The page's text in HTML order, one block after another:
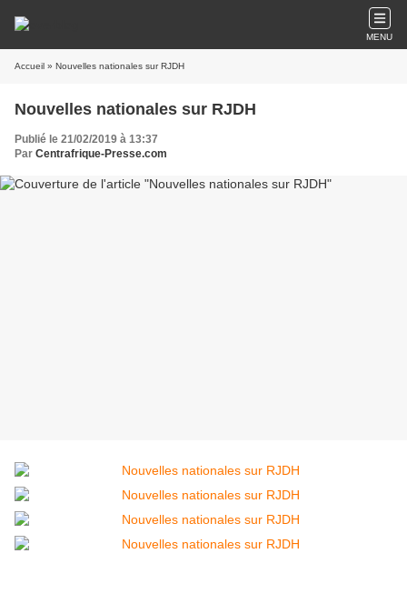
MENU
Accueil » Nouvelles nationales sur RJDH
Nouvelles nationales sur RJDH
Publié le 21/02/2019 à 13:37
Par Centrafrique-Presse.com